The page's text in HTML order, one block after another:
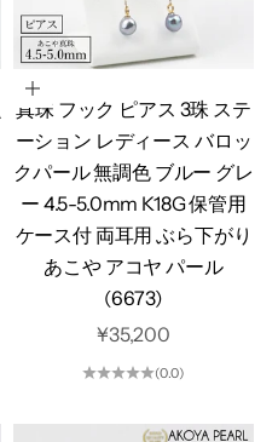
カートに追加
真珠 フック ピアス 3珠 ステ
ーション レディース バロッ
クパール 無調色 ブルー グレ
ー 4.5-5.0mm K18G 保管用
ケース付 両耳用 ぶら下がり
あこや アコヤ パール
(6673)
セール価格
¥35,200
(0.0)